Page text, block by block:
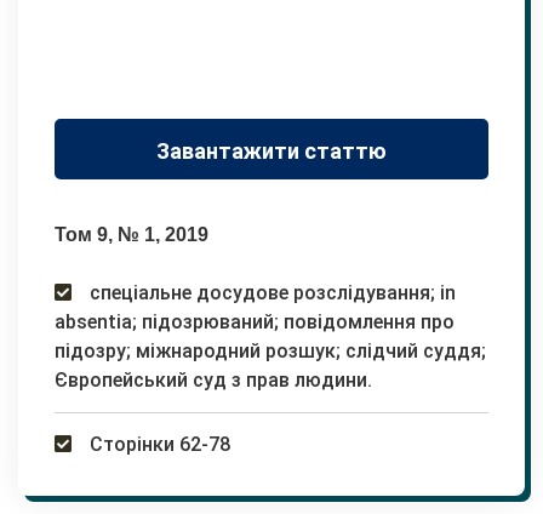
Завантажити статтю
Том 9, № 1, 2019
спеціальне досудове розслідування; in
absentia; підозрюваний; повідомлення про
підозру; міжнародний розшук; слідчий суддя;
Європейський суд з прав людини.
Сторінки 62-78